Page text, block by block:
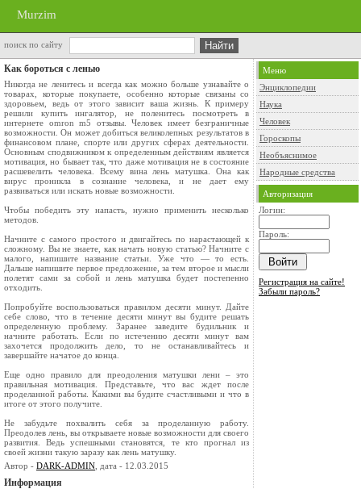
Murzim
поиск по сайту
Как бороться с ленью
Никогда не ленитесь и всегда как можно больше узнавайте о
товарах, которые покупаете, особенно которые связаны со
здоровьем, ведь от этого зависит ваша жизнь. К примеру
решили купить ингалятор, не поленитесь посмотреть в
интернете omron m5 отзывы. Человек имеет безграничные
возможности. Он может добиться великолепных результатов в
финансовом плане, спорте или других сферах деятельности.
Основным сподвижником к определенным действиям является
мотивация, но бывает так, что даже мотивация не в состояние
расшевелить человека. Всему вина лень матушка. Она как
вирус проникла в сознание человека, и не дает ему
развиваться или искать новые возможности.
Чтобы победить эту напасть, нужно применить несколько
методов.
Начните с самого простого и двигайтесь по нарастающей к
сложному. Вы не знаете, как начать новую статью? Начните с
малого, напишите название статьи. Уже что — то есть.
Дальше напишите первое предложение, за тем второе и мысли
полетят сами за собой и лень матушка будет постепенно
отходить.
Попробуйте воспользоваться правилом десяти минут. Дайте
себе слово, что в течение десяти минут вы будите решать
определенную проблему. Заранее заведите будильник и
начните работать. Если по истечению десяти минут вам
захочется продолжить дело, то не останавливайтесь и
завершайте начатое до конца.
Еще одно правило для преодоления матушки лени – это
правильная мотивация. Представьте, что вас ждет после
проделанной работы. Какими вы будите счастливыми и что в
итоге от этого получите.
Не забудьте похвалить себя за проделанную работу.
Преодолев лень, вы открываете новые возможности для своего
развития. Ведь успешными становятся, те кто прогнал из
своей жизни такую заразу как лень матушку.
Автор - DARK-ADMIN , дата - 12.03.2015
Информация
Меню
Энциклопедии
Наука
Человек
Гороскопы
Необъяснимое
Народные средства
Авторизация
Логин:
Пароль:
Регистрация на сайте!
Забыли пароль?